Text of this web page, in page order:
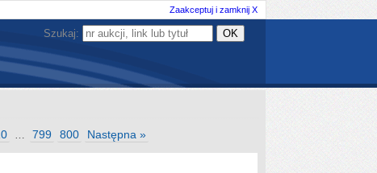
Zaakceptuj i zamknij X
Szukaj:
… 799 800 Następna »